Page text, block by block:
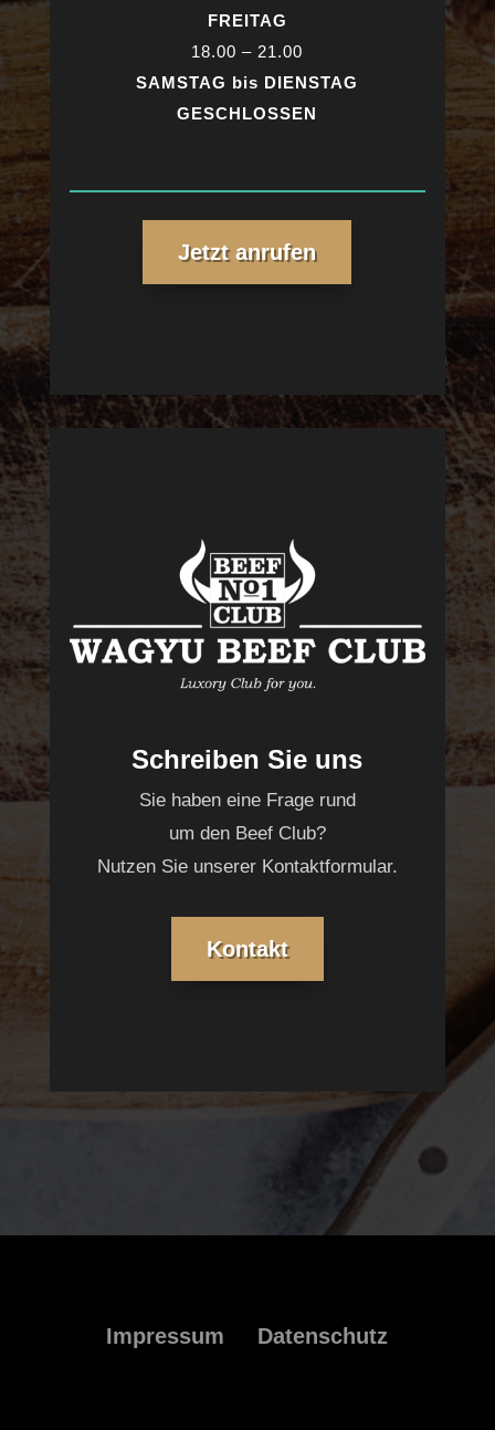
FREITAG
18.00 – 21.00
SAMSTAG bis DIENSTAG
GESCHLOSSEN
Jetzt anrufen
Schreiben Sie uns
Sie haben eine Frage rund
um den Beef Club?
Nutzen Sie unserer Kontaktformular.
Kontakt
Impressum Datenschutz